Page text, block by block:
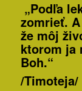
„Podľa
zomrieť.
že môj
ktorom ja
Boh.“
/Timoteja/